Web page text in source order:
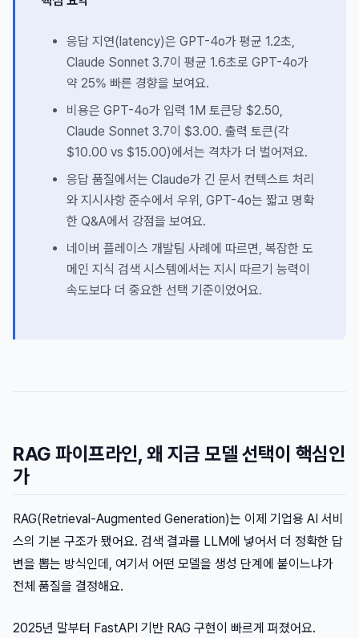
응답 지연(latency)은 GPT-4o가 평균 1.2초,
Claude Sonnet 3.7이 평균 1.6초로 GPT-4o가
약 25% 빠른 경향을 보여요.
비용은 GPT-4o가 입력 1M 토큰당 $2.50,
Claude Sonnet 3.7이 $3.00. 출력 토큰(각
$10.00 vs $15.00)에서는 격차가 더 벌어져요.
응답 품질에서는 Claude가 긴 문서 컨텍스트 처리
와 지시사항 준수에서 우위, GPT-4o는 짧고 명확
한 Q&A에서 강점을 보여요.
네이버 플레이스 개발팀 사례에 따르면, 복잡한 도
메인 지식 검색 시스템에서는 지시 따르기 능력이
속도보다 더 중요한 선택 기준이었어요.
RAG 파이프라인, 왜 지금 모델 선택이 핵심인
가
RAG(Retrieval-Augmented Generation)는 이제 기업용 AI 서비
스의 기본 구조가 됐어요. 검색 결과를 LLM에 넣어서 더 정확한 답
변을 뽑는 방식인데, 여기서 어떤 모델을 생성 단계에 붙이느냐가
전체 품질을 결정해요.
2025년 말부터 FastAPI 기반 RAG 구현이 빠르게 퍼졌어요.